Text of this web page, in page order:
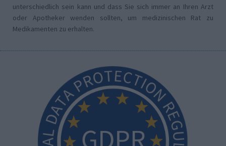
unterschiedlich sein kann und dass Sie sich immer an Ihren Arzt
oder Apotheker wenden sollten, um medizinischen Rat zu
Medikamenten zu erhalten.